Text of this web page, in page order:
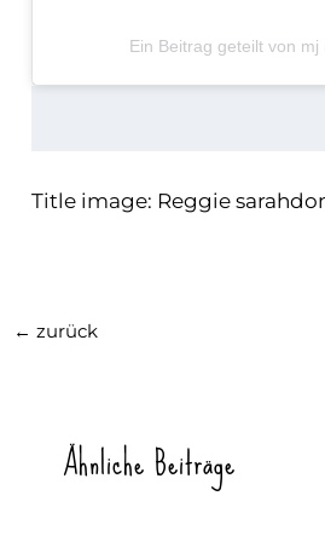
Ein Beitrag geteilt von mj
Title image: Reggie
← zurück
Ähnliche Beiträge